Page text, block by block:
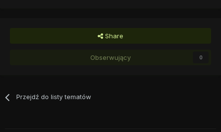
Share
Obserwujący 0
Przejdź do listy tematów